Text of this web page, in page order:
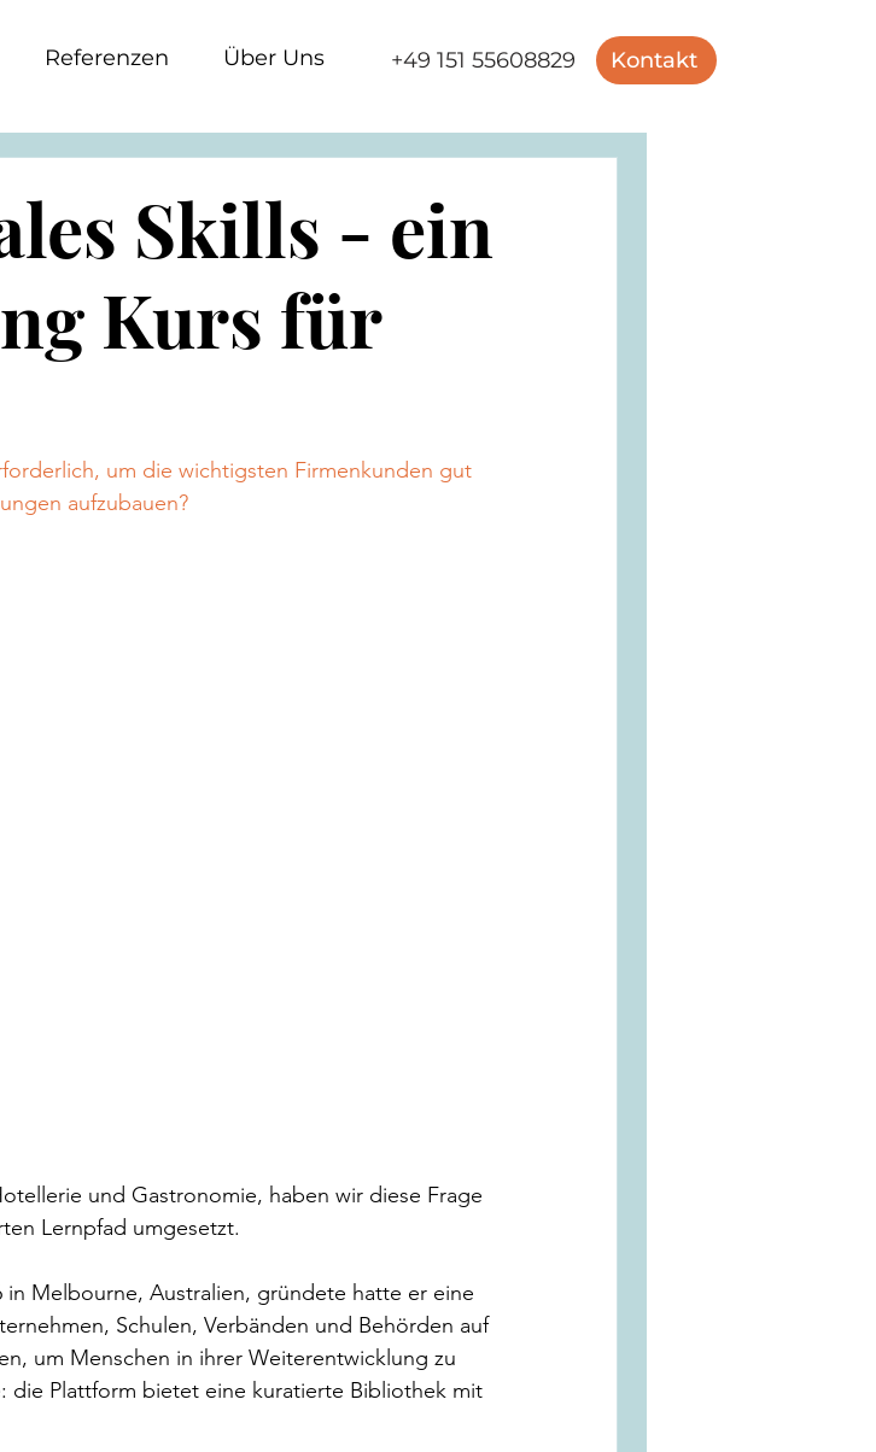
Referenzen Über Uns +49 151 55608829 Kontakt
Skills - ein
Kurs für
um die wichtigsten Firmenkunden gut
aufzubauen?
und Gastronomie, haben wir diese Frage
Lernpfad umgesetzt.
in Melbourne, Australien, gründete hatte er eine
Schulen, Verbänden und Behörden auf
um Menschen in ihrer Weiterentwicklung zu
die Plattform bietet eine kuratierte Bibliothek mit